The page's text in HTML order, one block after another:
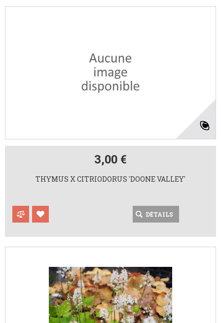
3,00 €
THYMUS X CITRIODORUS 'DOONE VALLEY'
DÉTAILS